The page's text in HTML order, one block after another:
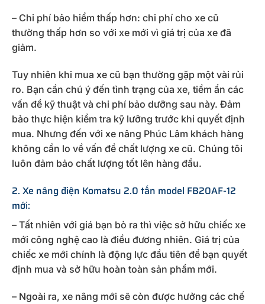
– Chi phí bảo hiểm thấp hơn: chi phí cho xe cũ
thường thấp hơn so với xe mới vì giá trị của xe đã
giảm.
Tuy nhiên khi mua xe cũ bạn thường gặp một vài rủi
ro. Bạn cần chú ý đến tình trạng của xe, tiềm ẩn các
vấn đề kỹ thuật và chi phí bảo dưỡng sau này. Đảm
bảo thực hiện kiểm tra kỹ lưỡng trước khi quyết định
mua. Nhưng đến với xe nâng Phúc Lâm khách hàng
không cần lo về vấn đề chất lượng xe cũ. Chúng tôi
luôn đảm bảo chất lượng tốt lên hàng đầu.
2. Xe nâng điện Komatsu 2.0 tấn model FB20AF-12
mới:
– Tất nhiên với giá bạn bỏ ra thì việc sở hữu chiếc xe
mới công nghệ cao là điều đương nhiên. Giá trị của
chiếc xe mới chính là động lực đầu tiên để bạn quyết
định mua và sở hữu hoàn toàn sản phẩm mới.
– Ngoài ra, xe nâng mới sẽ còn được hưởng các chế